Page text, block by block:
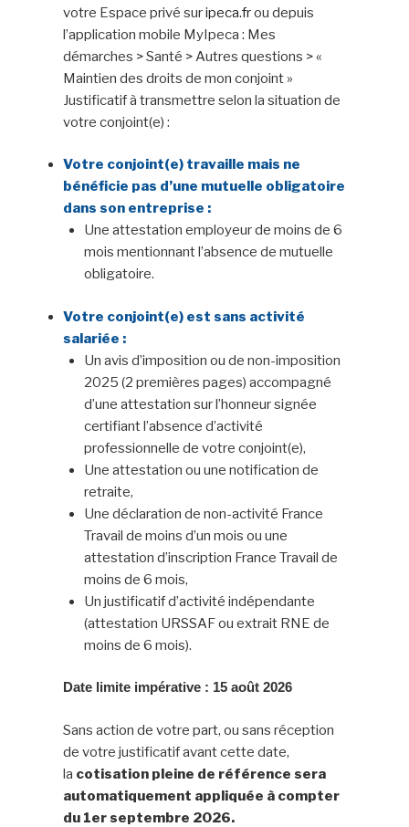
votre Espace privé suripeca.frou depuis
l’application mobile MyIpeca : Mes
démarches > Santé > Autres questions > «
Maintien des droits de mon conjoint »
Justificatif à transmettre selon la situation de
votre conjoint(e) :
Votre conjoint(e) travaille mais ne
bénéficie pas d’une mutuelle obligatoire
dans son entreprise :
Une attestation employeur de moins de 6
mois mentionnant l’absence de mutuelle
obligatoire.
Votre conjoint(e) est sans activité
salariée :
Un avis d’imposition ou de non-imposition
2025 (2 premières pages) accompagné
d’une attestation sur l’honneur signée
certifiant l’absence d’activité
professionnelle de votre conjoint(e),
Une attestation ou une notification de
retraite,
Une déclaration de non-activité France
Travail de moins d’un mois ou une
attestation d’inscription France Travail de
moins de 6 mois,
Un justificatif d’activité indépendante
(attestation URSSAF ou extrait RNE de
moins de 6 mois).
Date limite impérative : 15 août 2026
Sans action de votre part, ou sans réception
de votre justificatif avant cette date,
la cotisation pleine de référence sera
automatiquement appliquée à compter
du 1er septembre 2026.